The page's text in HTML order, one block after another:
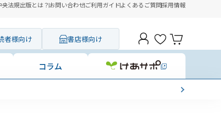
央法規出版とは？お問い合わせご利用ガイドよくあるご質問採用情報
者様向け 書店様向け
コラム